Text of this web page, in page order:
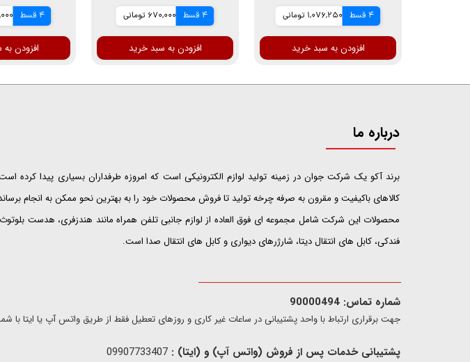
4 قسط 1,076,250 تومانی
افزودن به سبد خرید
4 قسط 670,000 تومانی
افزودن به سبد خرید
4 قسط
افزودن
درباره ما
​​​​​​​برند آکو یک شرکت جوان در زمینه تولید لوازم الکترونیکی است که امروزه طرفداران بسیاری پیدا کرده
کالاهای باکیفیت و مقرون به صرفه چرخه تولید تا فروش محصولات خود را به بهترین نحو ممکن به انجام
محصولات این شرکت شامل مجموعه ای فوق العاده از لوازم جانبی تلفن همراه مانند هندزفری، هدست
فندکی، کابل های انتقال دیتا، شارژرهای دیواری و کابل های انتقال صدا است.
شماره تماس: 90000494
​​جهت برقراری ارتباط با واحد پشتیبانی در ساعات غیر کاری و روزهای تعطیل فقط از طریق واتس آپ یا ایتا با شماره 09914118710 اقدام
پشتیبانی خدمات پس از فروش (واتس آپ) و (ایتا) :